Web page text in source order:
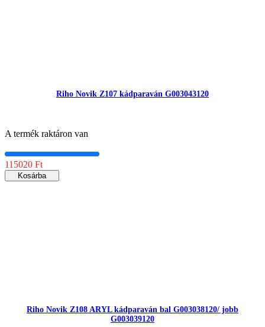
Riho Novik Z107 kádparaván G003043120
A termék raktáron van
115020 Ft
Kosárba
Riho Novik Z108 ARYL kádparaván bal G003038120/ jobb
G003039120